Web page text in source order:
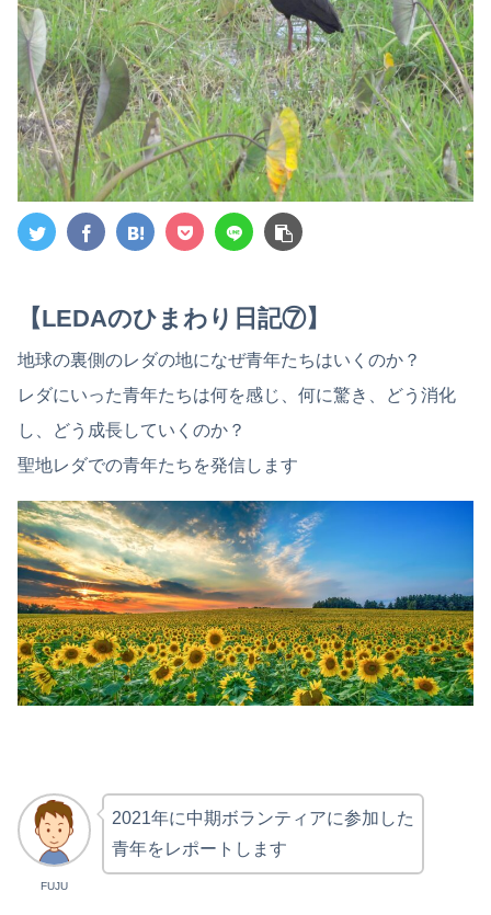
【LEDAのひまわり日記⑦】
地球の裏側のレダの地になぜ青年たちはいくのか？
レダにいった青年たちは何を感じ、何に驚き、どう消化
し、どう成長していくのか？
聖地レダでの青年たちを発信します
FUJU
2021年に中期ボランティアに参加した
青年をレポートします